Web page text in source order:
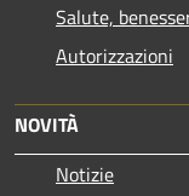
Salute,
Autorizzazioni
NOVITÀ
Notizie